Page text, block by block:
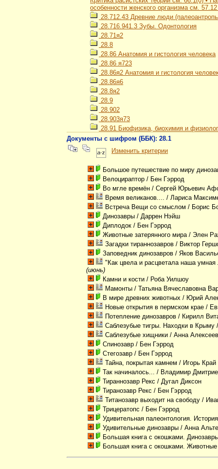
особенности женского организма см.
28.712.43 Древние люди
28.716.941.3 Зубы. Одонтология
28.71я2
28.8
28.86 Анатомия и гистология человека
28.86 я723
28.86я2 Анатомия и гистология
28.86я6
28.8я2
28.9
28.902
28.903я73
28.91 Биофизика, биохимия и
Документы с шифром (ББК): 28.1
Изменить критерии
Большое путешествие по миру
Велоцираптор / Бен Гэррод
Во мгле времён / Сергей Юрьевич
Время великанов.... / Лариса
Встреча Вещи со смыслом / Борис
Динозавры / Даррен Нэйш
Диплодок / Бен Гэррод
Животные затерянного мира/ Элен
Загадки тираннозавров / Виктор
Заповедник динозавров / Яков
"Как цвела и расцветала наша
(июнь)
Камни и кости / Роба Уилшоу
Мамонты / Татьяна Вячеславовна
В мире древних животных / Юрий
Новые открытия в пермском крае /
Потепление динозавров / Кирилл
Саблезубые тигры. Находки в Крыму
Саблезубые хищники / Анна
Спинозавр / Бен Гэррод
Стегозавр / Бен Гэррод
Тайна, покрытая камнем / Игорь Край
Так начиналось... / Владимир
Тираннозавр Рекс / Дугал Диксон
Тиранозавр Рекс / Бен Гэррод
Титанозавр выходит на свободу /
Трицератопс / Бен Гэррод
Удивительная палеонтология.
Удивительные динозавры / Анна
Большая книга с окошками.
Большая книга с окошками. Животные